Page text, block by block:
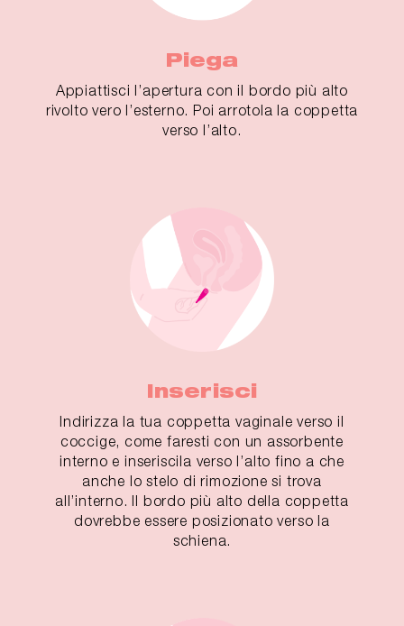
Piega
Appiattisci l’apertura con il bordo più alto
rivolto vero l’esterno. Poi arrotola la coppetta
verso l’alto.
Inserisci
Indirizza la tua coppetta vaginale verso il
coccige, come faresti con un assorbente
interno e inseriscila verso l’alto fino a che
anche lo stelo di rimozione si trova
all’interno. Il bordo più alto della coppetta
dovrebbe essere posizionato verso la
schiena.